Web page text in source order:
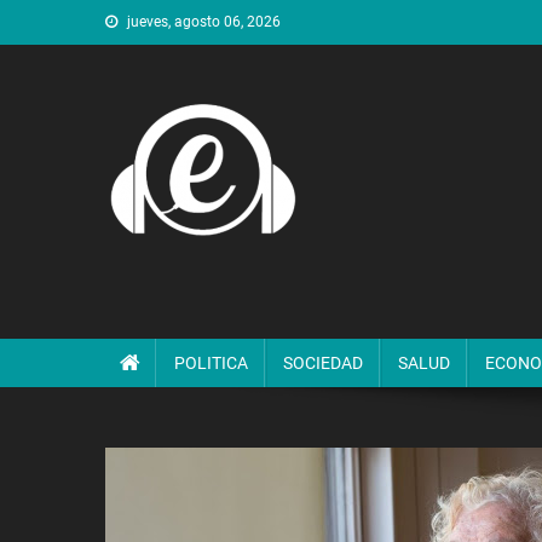
al
jueves, agosto 06, 2026
POLITICA SOCIEDAD SALUD